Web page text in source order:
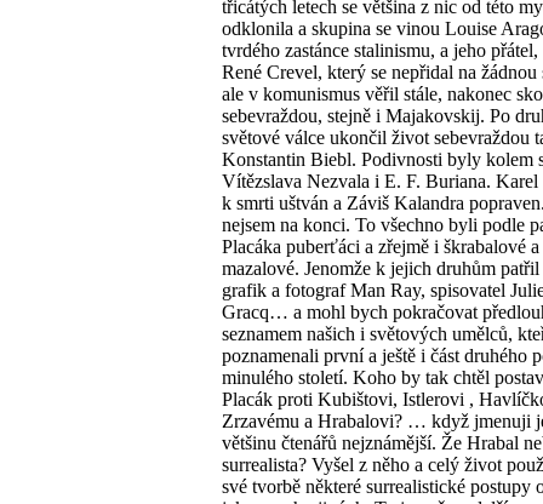
třicátých letech se většina z nic od této
odklonila a skupina se vinou Louise
tvrdého zastánce stalinismu, a jeho
René Crevel, který se nepřidal na žádnou
ale v komunismus věřil stále, nakonec
sebevraždou, stejně i Majakovskij. Po
světové válce ukončil život sebevraždou
Konstantin Biebl. Podivnosti byly kolem
Vítězslava Nezvala i E. F. Buriana. Karel
k smrti uštván a Záviš Kalandra
nejsem na konci. To všechno byli podle
Placáka puberťáci a zřejmě i škrabalové a
mazalové. Jenomže k jejich druhům patřil
grafik a fotograf Man Ray, spisovatel
Gracq… a mohl bych pokračovat
seznamem našich i světových umělců,
poznamenali první a ještě i část druhého
minulého století. Koho by tak chtěl
Placák proti Kubištovi, Istlerovi ,
Zrzavému a Hrabalovi? … když jmenuji
většinu čtenářů nejznámější. Že Hrabal
surrealista? Vyšel z něho a celý život
své tvorbě některé surrealistické postupy